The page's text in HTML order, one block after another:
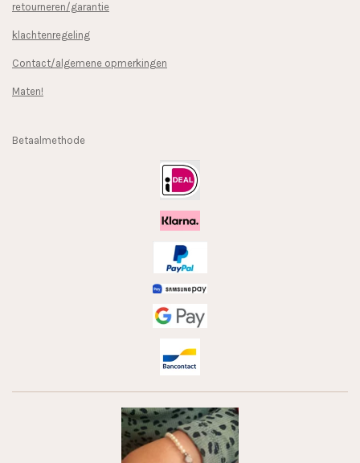
retourneren/garantie
klachtenregeling
Contact/algemene opmerkingen
Maten!
Betaalmethode